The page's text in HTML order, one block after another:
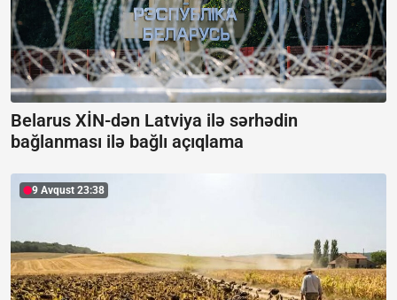
Belarus XİN-dən Latviya ilə sərhədin
bağlanması ilə bağlı açıqlama
9 Avqust 23:38